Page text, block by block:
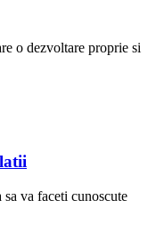
o dezvoltare proprie si
va faceti cunoscute